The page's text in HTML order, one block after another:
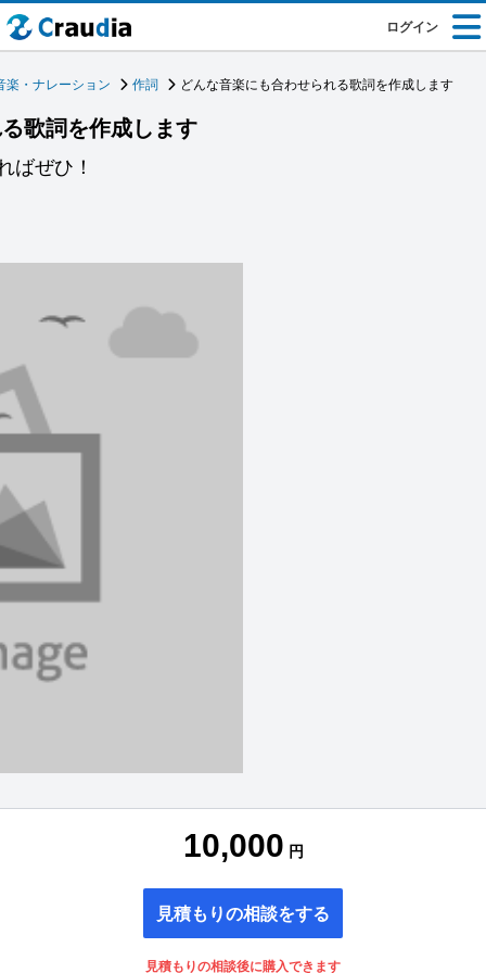
ログイン
楽・ナレーション 作詞 どんな音楽にも合わせられる歌詞を作成します
歌詞を作成します
ばぜひ！
10,000 円
見積もりの相談をする
見積もりの相談後に購入できます